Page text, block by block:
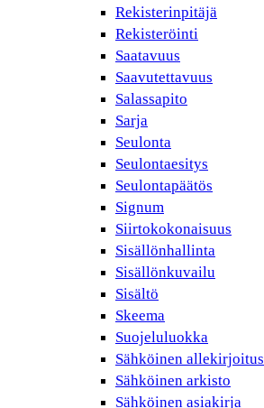
Rekisterinpitäjä
Rekisteröinti
Saatavuus
Saavutettavuus
Salassapito
Sarja
Seulonta
Seulontaesitys
Seulontapäätös
Signum
Siirtokokonaisuus
Sisällönhallinta
Sisällönkuvailu
Sisältö
Skeema
Suojeluluokka
Sähköinen allekirjoitus
Sähköinen arkisto
Sähköinen asiakirja